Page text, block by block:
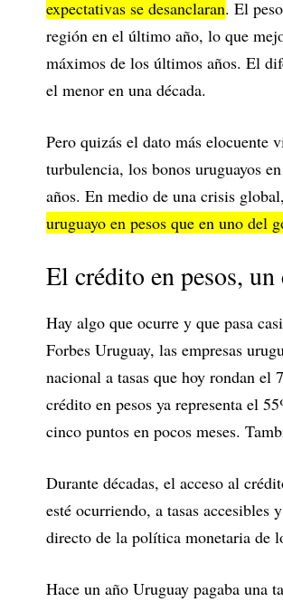
expectativas se desanclaran. El
región en el último año, lo que
máximos de los últimos años. El
el menor en una década.
Pero quizás el dato más elocuente
turbulencia, los bonos uruguayos
años. En medio de una crisis global,
uruguayo en pesos que en uno del
El crédito en pesos,
Hay algo que ocurre y que pasa
Forbes Uruguay, las empresas
nacional a tasas que hoy rondan
crédito en pesos ya representa el
cinco puntos en pocos meses.
Durante décadas, el acceso al
esté ocurriendo, a tasas accesibles
directo de la política monetaria de
Hace un año Uruguay pagaba una